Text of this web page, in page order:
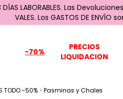
LABORABLES. Las
VALES. Los GASTOS DE
-70%
PRECIOS
LIQUIDACION
TODO -50% > Pasminas y Chales